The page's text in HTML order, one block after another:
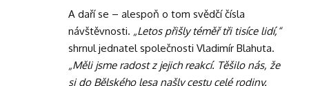
A daří se – alespoň o tom svědčí čísla
návštěvnosti. „Letos přišly téměř tři tisíce lidí,“
shrnul jednatel společnosti Vladimír Blahuta.
„Měli jsme radost z jejich reakcí. Těšilo nás, že
si do Bělského lesa našly cestu celé rodiny.